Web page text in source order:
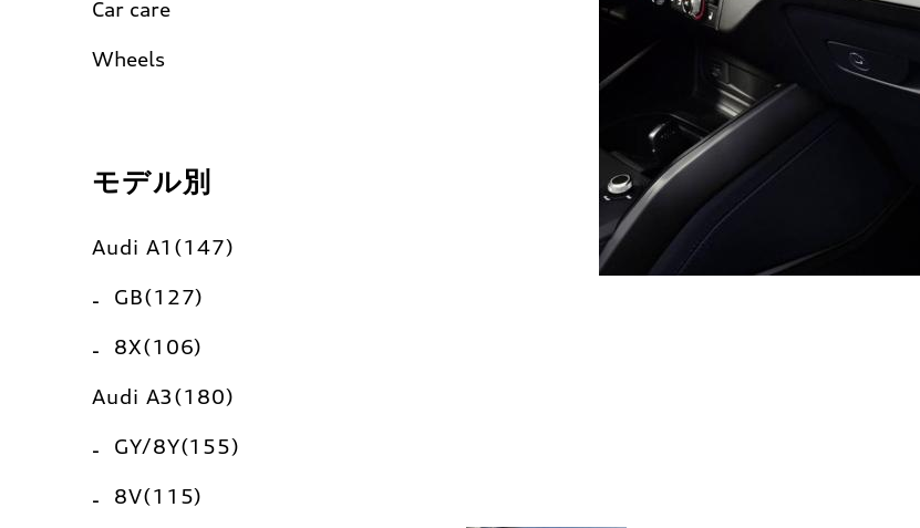
Car care
Wheels
モデル別
Audi A1(147)
GB(127)
8X(106)
Audi A3(180)
GY/8Y(155)
8V(115)